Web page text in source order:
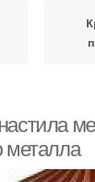
металла